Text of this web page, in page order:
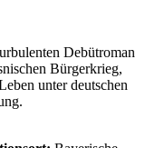
Debütroman
Bürgerkrieg,
unter deutschen